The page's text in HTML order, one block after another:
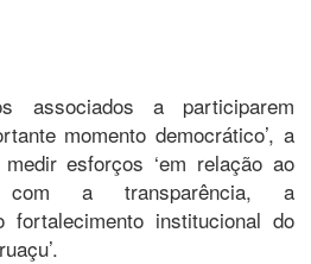
associados a participarem
momento democrático’, a
esforços ‘em relação ao
com a transparência, a
fortalecimento institucional do